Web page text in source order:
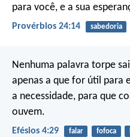
para você, e a sua
Provérbios 24:14 sabedoria
Nenhuma palavra torpe
apenas a que for útil para
a necessidade, para que
ouvem.
Efésios 4:29 falar fofoca